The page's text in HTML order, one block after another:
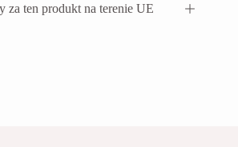
za ten produkt na terenie UE